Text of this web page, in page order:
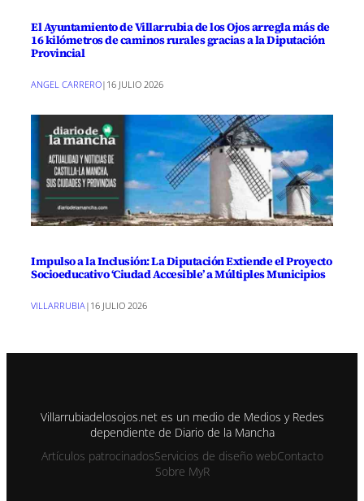
El Ayuntamiento de Villarrubia de los Ojos arregla más de
16 kilómetros de caminos rurales gracias a la Diputación
Provincial
ANGEL CARRERO| 16 JULIO 2026
Impulso a la Inclusión: La Diputación Extiende el Proyecto
Socioeducativo ‘Ciudad Accesible’ a Múltiples Municipios
VILLARRUBIA| 16 JULIO 2026
Villarrubiadelosojos.net es un medio de Medios y Redes
dependiente de Diario de la Mancha
Artículos patrocinadosServicios de diseño webContacto
Sobre MyR